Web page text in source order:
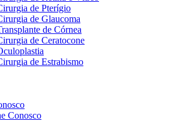
de Pterígio
de Glaucoma
de Córnea
de Ceratocone
de Estrabismo
Conosco